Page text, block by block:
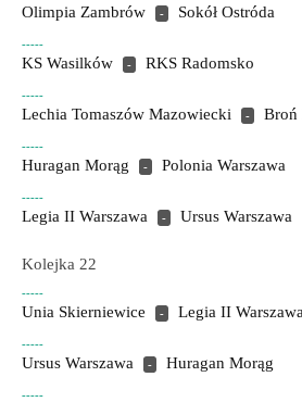
Olimpia Zambrów - Sokół Ostróda
-----
KS Wasilków - RKS Radomsko
-----
Lechia Tomaszów Mazowiecki - Broń
-----
Huragan Morąg - Polonia Warszawa
-----
Legia II Warszawa - Ursus Warszawa
Kolejka 22
-----
Unia Skierniewice - Legia II Warszawa
-----
Ursus Warszawa - Huragan Morąg
-----